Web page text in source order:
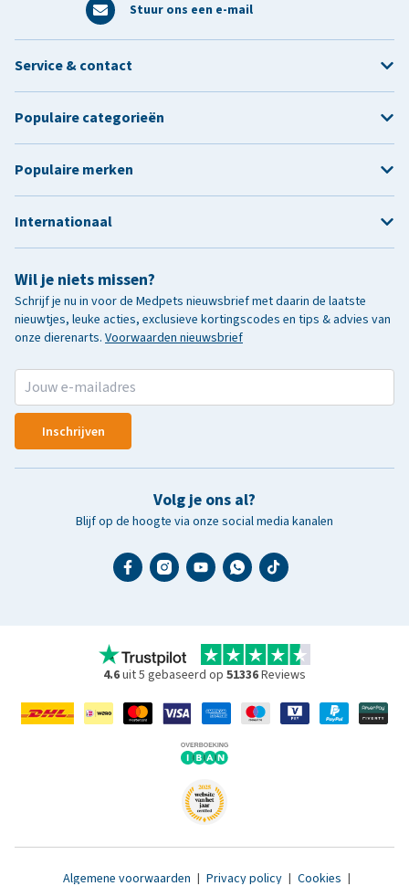
Stuur ons een e-mail
Wil je niets missen?
Schrijf je nu in voor de Medpets nieuwsbrief met daarin de laatste
nieuwtjes, leuke acties, exclusieve kortingscodes en tips & advies van
onze dierenarts. Voorwaarden nieuwsbrief
Inschrijven
Volg je ons al?
Blijf op de hoogte via onze social media kanalen
Service & contact
Populaire categorieën
Populaire merken
Internationaal
4.6uit 5 gebaseerd op 51336Reviews
Algemene voorwaarden | Privacy policy | Cookies |